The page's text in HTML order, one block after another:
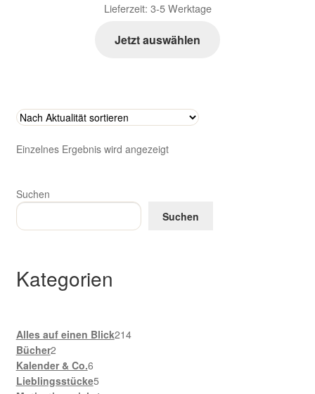
Lieferzeit: 3-5 Werktage
Jetzt auswählen
Einzelnes Ergebnis wird angezeigt
Suchen
Suchen
Kategorien
Alles auf einen Blick214214
Bücher22
Produkte
Kalender & Co.66
Produkte
Lieblingsstücke55